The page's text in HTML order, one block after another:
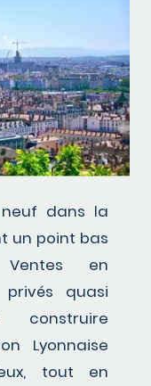
dans la
un point bas
en
privés quasi
Lyonnaise
tout en